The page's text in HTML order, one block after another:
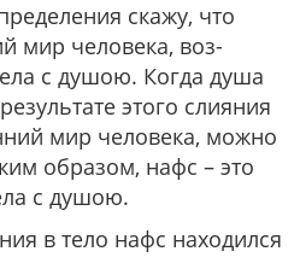
скажу, что
мир человека, воз-
с душою. Когда душа
этого слияния
мир человека, можно
образом, нафс – это
с душою.
в тело нафс находился